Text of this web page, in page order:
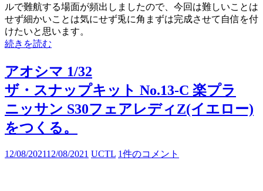
ルで難航する場面が頻出しましたので、今回は難しいことは
せず細かいことは気にせず兎に角まずは完成させて自信を付
けたいと思います。
続きを読む
アオシマ 1/32
ザ・スナップキット No.13-C 楽プラ
ニッサン S30フェアレディZ(イエロー)
をつくる。
12/08/202112/08/2021 UCTL 1件のコメント